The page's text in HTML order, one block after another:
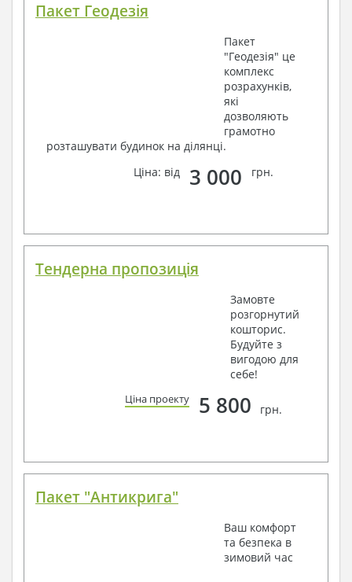
Пакет Геодезія
Пакет
"Геодезія" це
комплекс
розрахунків,
які
дозволяють
грамотно
розташувати будинок на ділянці.
Ціна: від
3 000 грн.
Тендерна пропозиція
Замовте
розгорнутий
кошторис.
Будуйте з
вигодою для
себе!
Ціна проекту 5 800 грн.
Пакет "Антикрига"
Ваш комфорт
та безпека в
зимовий час